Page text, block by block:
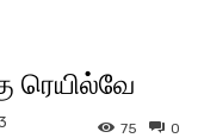
ரெயில்வே
0
75